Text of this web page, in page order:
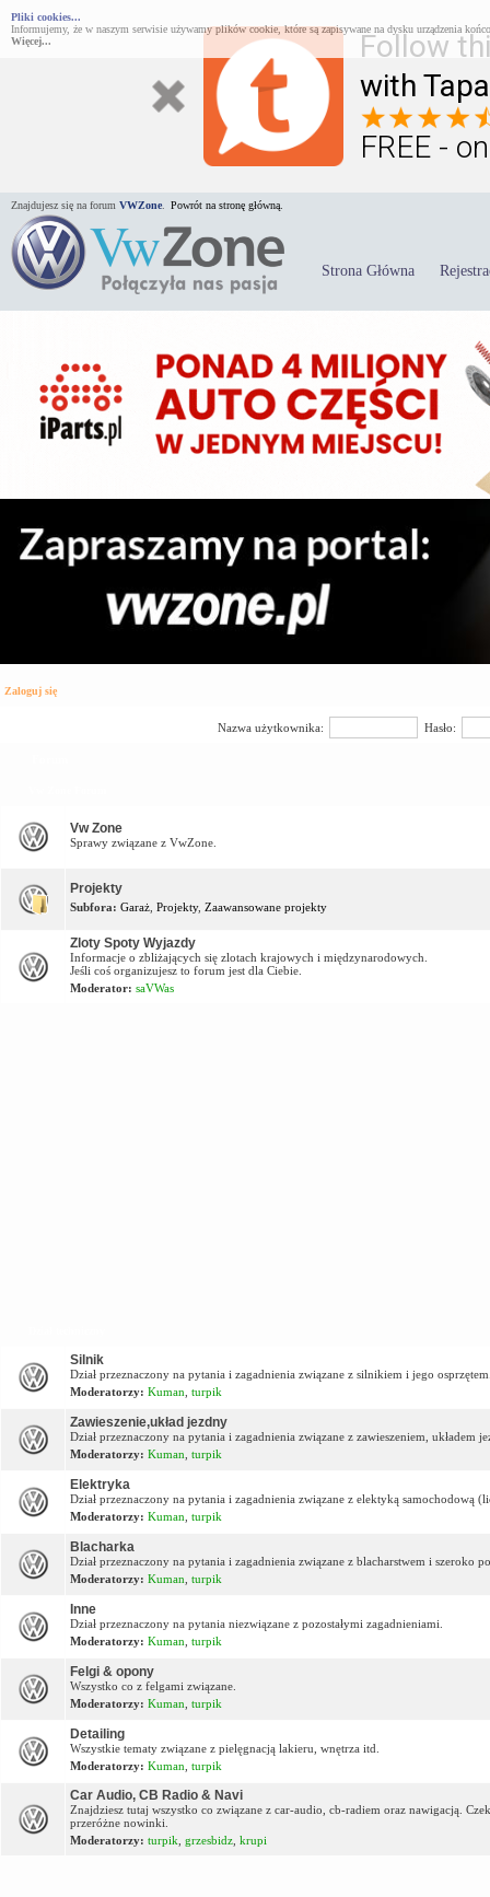
Follow
with
FREE -
Pliki cookies...
Informujemy, że w naszym serwisie używamy plików cookie, które są zapisywane na dysku urządzenia
Więcej...
Znajdujesz się na forum VWZone Powrót na stronę główną.
Strona Główna
Zaloguj się
Nazwa użytkownika: Hasło:
Vw Zone
Sprawy związane z VwZone.
Projekty
Subfora: Garaż Projekty, Zaawansowane projekty
Zloty Spoty Wyjazdy
Informacje o zbliżających się zlotach krajowych i międzynarodowych.
Jeśli coś organizujesz to forum jest dla Ciebie.
Moderator: saVWas
Silnik
Dział przeznaczony na pytania i zagadnienia związane z silnikiem i jego
Moderatorzy: Kuman turpik
Zawieszenie,układ jezdny
Dział przeznaczony na pytania i zagadnienia związane z zawieszeniem, układem
Moderatorzy: Kuman turpik
Elektryka
Dział przeznaczony na pytania i zagadnienia związane z elektyką samochodową
Moderatorzy: Kuman turpik
Blacharka
Dział przeznaczony na pytania i zagadnienia związane z blacharstwem i szeroko
Moderatorzy: Kuman turpik
Inne
Dział przeznaczony na pytania niezwiązane z pozostałymi zagadnieniami.
Moderatorzy: Kuman turpik
Felgi & opony
Wszystko co z felgami związane.
Moderatorzy: Kuman turpik
Detailing
Wszystkie tematy związane z pielęgnacją lakieru, wnętrza itd.
Moderatorzy: Kuman turpik
Car Audio, CB Radio & Navi
Znajdziesz tutaj wszystko co związane z car-audio, cb-radiem oraz nawigacją.
przeróżne nowinki.
Moderatorzy: turpik grzesbidz krupi